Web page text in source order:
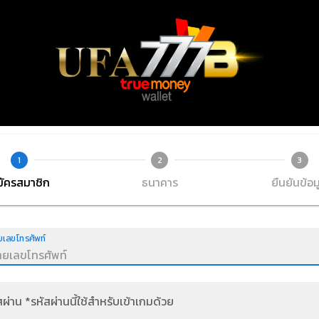
1
ครสมาชิก
2
ธนาคาร
3
ยืนยันข้อ
ลขโทรศัพท์
าน *รหัสผ่านนี้ใช้สำหรับเข้าเกมด้วย